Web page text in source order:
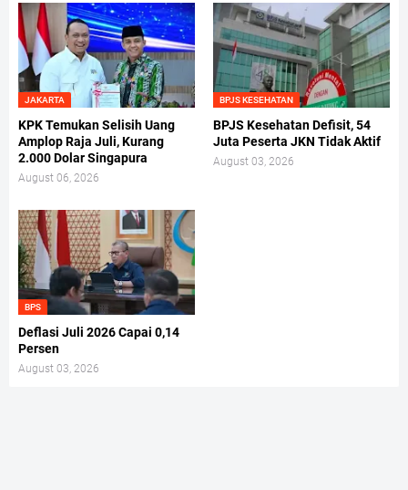
JAKARTA
KPK Temukan Selisih Uang
Amplop Raja Juli, Kurang
2.000 Dolar Singapura
August 06, 2026
BPJS KESEHATAN
BPJS Kesehatan Defisit, 54
Juta Peserta JKN Tidak Aktif
August 03, 2026
BPS
Deflasi Juli 2026 Capai 0,14
Persen
August 03, 2026